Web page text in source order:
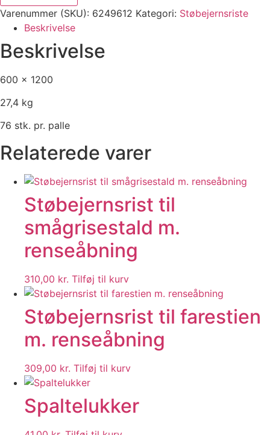
Varenummer (SKU): 6249612 Kategori: Støbejernsriste
Beskrivelse
Beskrivelse
600 x 1200
27,4 kg
76 stk. pr. palle
Relaterede varer
Støbejernsrist til
smågrisestald m.
renseåbning
310,00 kr. Tilføj til kurv
Støbejernsrist til farestien
m. renseåbning
309,00 kr. Tilføj til kurv
Spaltelukker